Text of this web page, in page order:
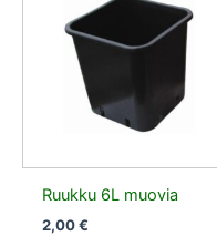
Ruukku 6L muovia
2,00€